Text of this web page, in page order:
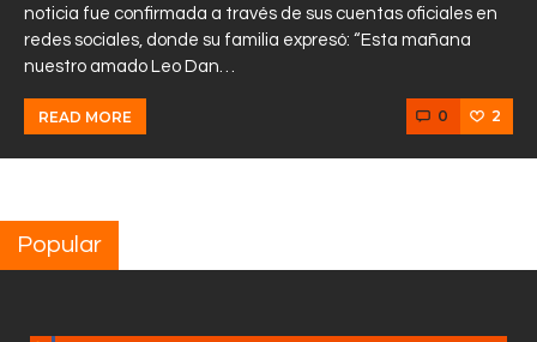
noticia fue confirmada a través de sus cuentas oficiales en
redes sociales, donde su familia expresó: “Esta mañana
nuestro amado Leo Dan…
READ MORE 0 2
Popular